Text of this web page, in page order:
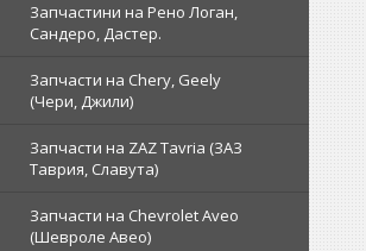
Запчастини на Рено Логан,
Сандеро, Дастер.
Запчасти на Chery, Geely
(Чери, Джили)
Запчасти на ZAZ Tavria (ЗАЗ
Таврия, Славута)
Запчасти на Chevrolet Aveo
(Шевроле Авео)